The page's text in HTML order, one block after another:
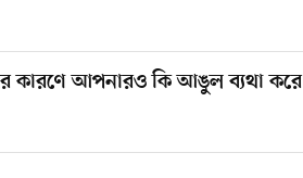
কারণে আপনারও কি আঙুল ব্যথা করে